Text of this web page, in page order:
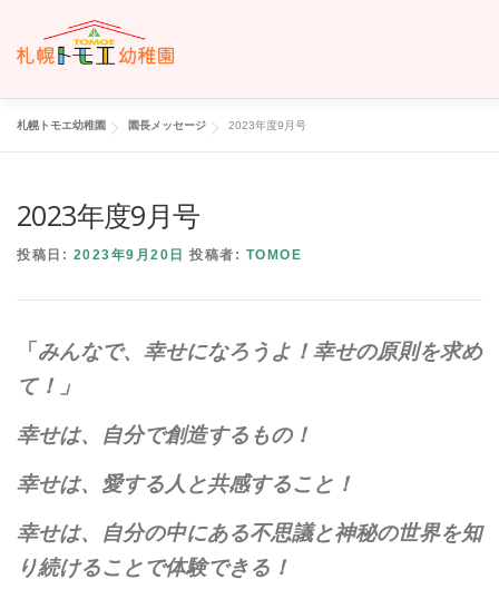
ツ
トモエについて
交通案内 お問い合わせ
札幌トモエ幼稚園 園長メッセージ 2023年度9月号
2023年度9月号
投稿日: 2023年9月20日 投稿者: TOMOE
「 みんなで、幸せになろうよ！幸せの原則を求め
て！」
幸せは、自分で創造するもの！
幸せは、愛する人と共感すること！
幸せは、自分の中にある不思議と神秘の世界を知
り続けることで体験できる！